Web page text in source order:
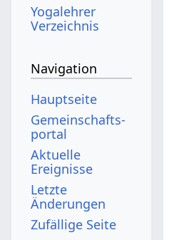
Yogalehrer
Verzeichnis
Navigation
Hauptseite
Gemeinschafts­
portal
Aktuelle
Ereignisse
Letzte
Änderungen
Zufällige Seite